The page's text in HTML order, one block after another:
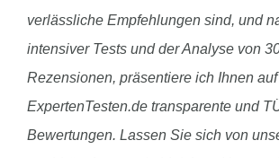
verlässliche Empfehlungen sind, und
intensiver Tests und der Analyse von
Rezensionen, präsentiere ich Ihnen auf
ExpertenTesten.de transparente und
Bewertungen. Lassen Sie sich von